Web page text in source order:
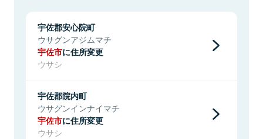
宇佐郡安心院町
ウサグンアジムマチ
宇佐市に住所変更
ウサシ
宇佐郡院内町
ウサグンインナイマチ
宇佐市に住所変更
ウサシ